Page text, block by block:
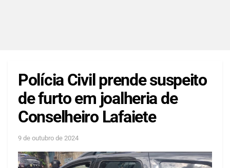
Polícia Civil prende suspeito
de furto em joalheria de
Conselheiro Lafaiete
9 de outubro de 2024